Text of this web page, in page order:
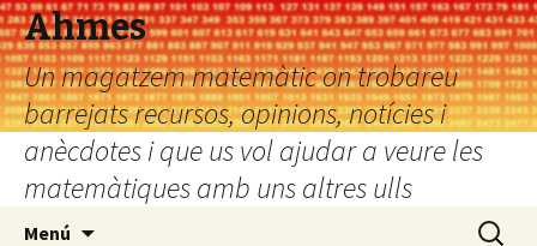
Ahmes
Un magatzem matemàtic on trobareu
barrejats recursos, opinions, notícies i
anècdotes i que us vol ajudar a veure les
matemàtiques amb uns altres ulls
Menú Cerca: